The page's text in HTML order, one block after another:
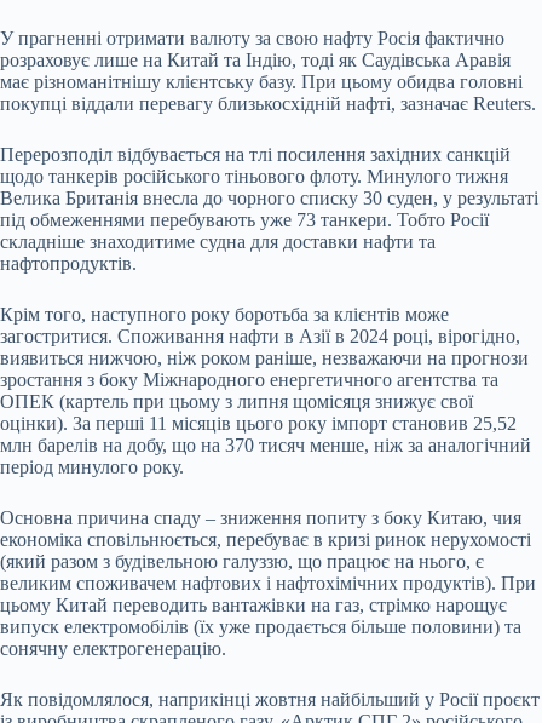
У прагненні отримати валюту за свою нафту Росія фактично
розраховує лише на Китай та Індію, тоді як Саудівська Аравія
має різноманітнішу клієнтську базу. При цьому обидва головні
покупці віддали перевагу близькосхідній нафті, зазначає Reuters.
Перерозподіл відбувається на тлі посилення західних санкцій
щодо танкерів російського тіньового флоту. Минулого тижня
Велика Британія внесла до чорного списку 30 суден, у результаті
під обмеженнями перебувають уже 73 танкери. Тобто Росії
складніше знаходитиме судна для доставки нафти та
нафтопродуктів.
Крім того, наступного року боротьба за клієнтів може
загостритися. Споживання нафти в Азії в 2024 році, вірогідно,
виявиться нижчою, ніж роком раніше, незважаючи на прогнози
зростання з боку Міжнародного енергетичного агентства та
ОПЕК (картель при цьому з липня щомісяця знижує свої
оцінки). За перші 11 місяців цього року імпорт становив 25,52
млн барелів на добу, що на 370 тисяч менше, ніж за аналогічний
період минулого року.
Основна причина спаду – зниження попиту з боку Китаю, чия
економіка сповільнюється, перебуває в кризі ринок нерухомості
(який разом з будівельною галуззю, що працює на нього, є
великим споживачем нафтових і нафтохімічних продуктів). При
цьому Китай переводить вантажівки на газ, стрімко нарощує
випуск електромобілів (їх уже продається більше половини) та
сонячну електрогенерацію.
Як повідомлялося, наприкінці жовтня найбільший у Росії проєкт